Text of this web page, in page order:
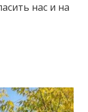
нас и на